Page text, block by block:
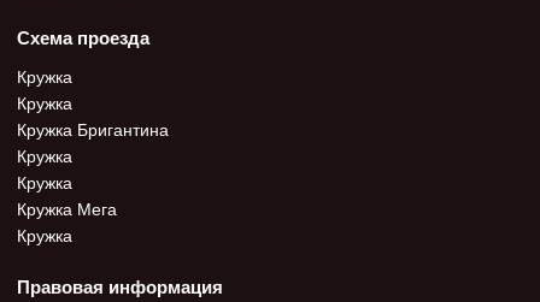
Схема проезда
Кружка
Кружка
Кружка Бригантина
Кружка
Кружка
Кружка Мега
Кружка
Правовая информация